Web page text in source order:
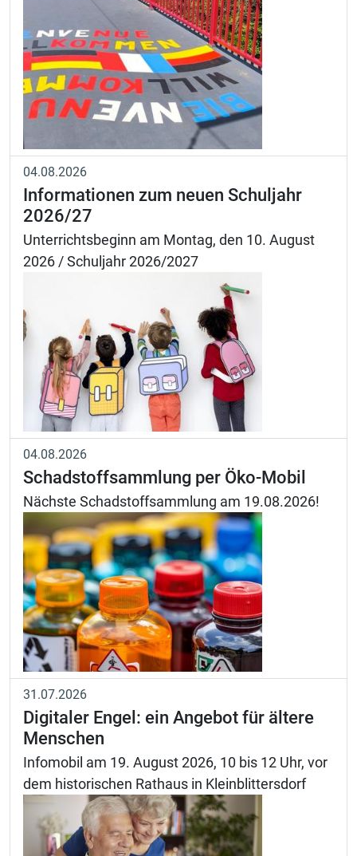
04.08.2026
Informationen zum neuen Schuljahr
2026/27
Unterrichtsbeginn am Montag, den 10. August
2026 / Schuljahr 2026/2027
04.08.2026
Schadstoffsammlung per Öko-Mobil
Nächste Schadstoffsammlung am 19.08.2026!
31.07.2026
Digitaler Engel: ein Angebot für ältere
Menschen
Infomobil am 19. August 2026, 10 bis 12 Uhr, vor
dem historischen Rathaus in Kleinblittersdorf